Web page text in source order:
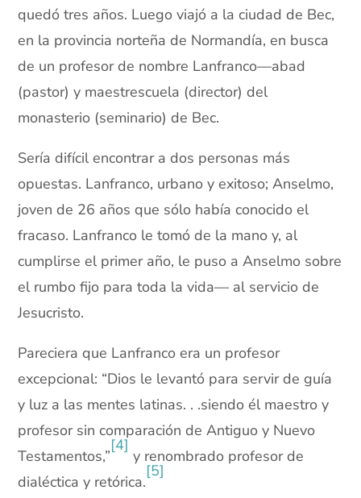
quedó tres años. Luego viajó a la ciudad de Bec,
en la provincia norteña de Normandía, en busca
de un profesor de nombre Lanfranco—abad
(pastor) y maestrescuela (director) del
monasterio (seminario) de Bec.
Sería difícil encontrar a dos personas más
opuestas. Lanfranco, urbano y exitoso; Anselmo,
joven de 26 años que sólo había conocido el
fracaso. Lanfranco le tomó de la mano y, al
cumplirse el primer año, le puso a Anselmo sobre
el rumbo fijo para toda la vida— al servicio de
Jesucristo.
Pareciera que Lanfranco era un profesor
excepcional: “Dios le levantó para servir de guía
y luz a las mentes latinas. . .siendo él maestro y
profesor sin comparación de Antiguo y Nuevo
Testamentos,”
[4]
y renombrado profesor de
dialéctica y retórica.
[5]